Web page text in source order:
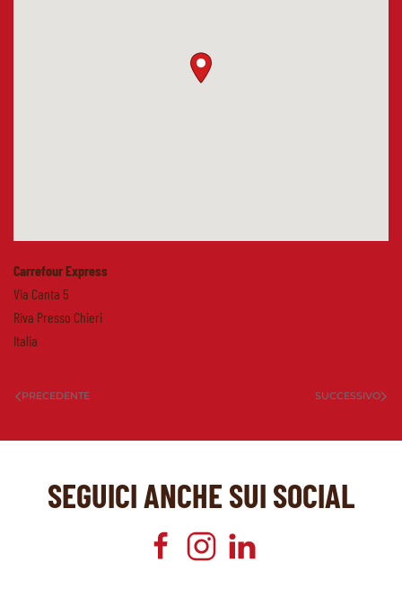
Carrefour Express
Via Canta 5
Riva Presso Chieri
Italia
PRECEDENTE SUCCESSIVO
SEGUICI ANCHE SUI SOCIAL